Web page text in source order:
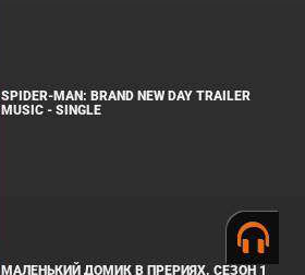
SPIDER-MAN: BRAND NEW DAY TRAILER
MUSIC - SINGLE
МАЛЕНЬКИЙ ДОМИК В ПРЕРИЯХ. СЕЗОН 1